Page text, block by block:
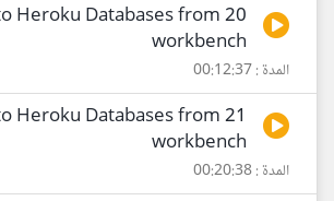
to Heroku Databases from
workbench
المدة : 00:12:37
to Heroku Databases from
workbench
المدة : 00:20:38